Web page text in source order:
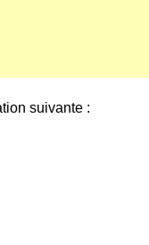
suivante :